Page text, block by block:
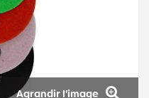
Agrandir l'image